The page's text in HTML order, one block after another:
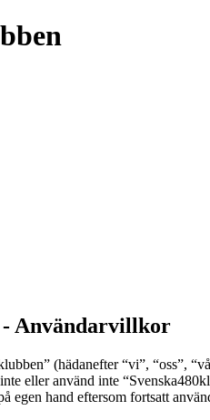
- Användarvillkor
(hädanefter “vi”, “oss”,
eller använd inte
egen hand eftersom fortsatt